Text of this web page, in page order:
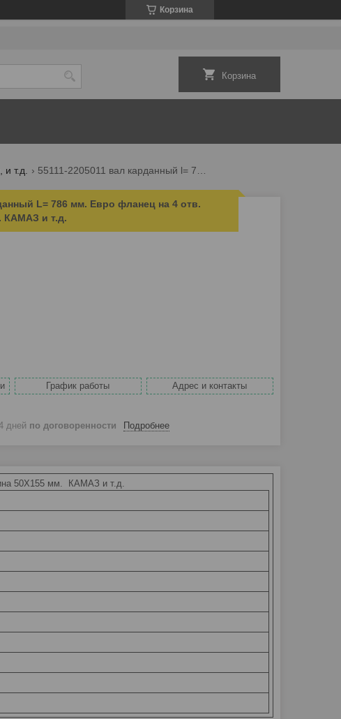
Корзина
Корзина
и т.д. 55111-2205011 вал карданный l= 786 мм. евро фланец на 4 отв. крестовина 50х155 мм. камаз и т.д.
L= 786 мм. Евро фланец на 4 отв.
КАМАЗ и т.д.
График работы Адрес и контакты
дней по договоренности Подробнее
50Х155 мм. КАМАЗ и т.д.